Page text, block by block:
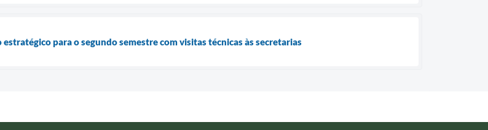
para o segundo semestre com visitas técnicas às secretarias